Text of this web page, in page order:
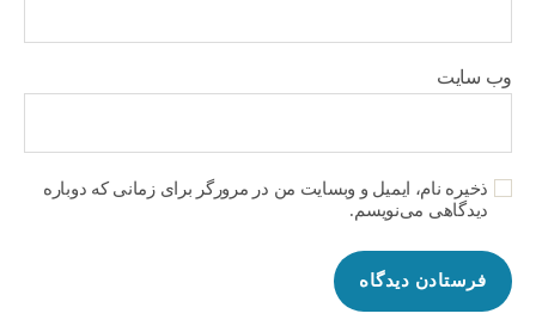
وب‌ سایت
ذخیره نام، ایمیل و وبسایت من در مرورگر برای زمانی که دوباره
دیدگاهی می‌نویسم.